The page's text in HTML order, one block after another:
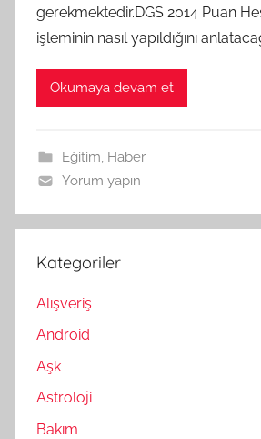
gerekmektedir.DGS 2014 Puan
işleminin nasıl yapıldığını
Okumaya devam et
Eğitim, Haber
Yorum yapın
Kategoriler
Alışveriş
Android
Aşk
Astroloji
Bakım